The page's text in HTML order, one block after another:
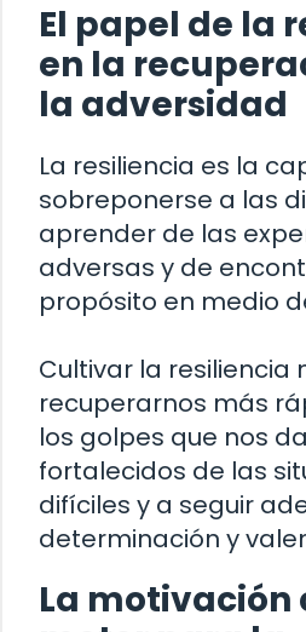
El papel de la
en la
la adversidad
La resiliencia es la
sobreponerse a las
aprender de las
adversas y de
propósito en medio
Cultivar la resiliencia
recuperarnos más
los golpes que nos
fortalecidos de las
difíciles y a seguir
determinación y
La motivación